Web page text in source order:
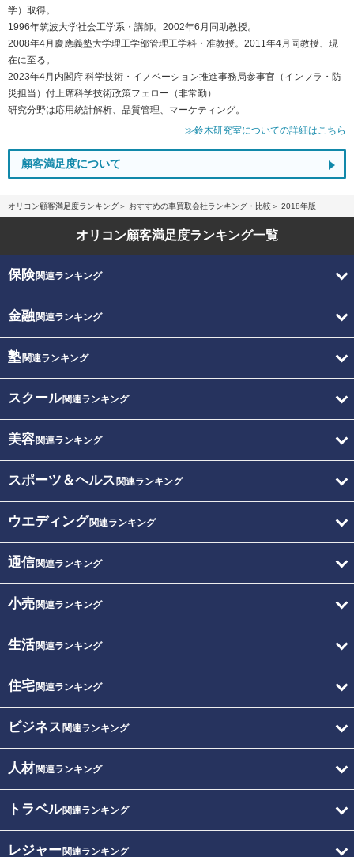
学）取得。
1996年筑波大学社会工学系・講師。2002年6月同助教授。
2008年4月慶應義塾大学理工学部管理工学科・准教授。2011年4月同教授、現
在に至る。
2023年4月内閣府 科学技術・イノベーション推進事務局参事官（インフラ・防
災担当）付上席科学技術政策フェロー（非常勤）
研究分野は応用統計解析、品質管理、マーケティング。
≫鈴木研究室についての詳細はこちら
顧客満足度について
オリコン顧客満足度ランキング おすすめの車買取会社ランキング・比較 2018年版
オリコン顧客満足度ランキング一覧
保険関連ランキング
金融関連ランキング
塾関連ランキング
スクール関連ランキング
美容関連ランキング
スポーツ＆ヘルス 関連ランキング
ウエディング関連ランキング
通信関連ランキング
小売関連ランキング
生活関連ランキング
住宅関連ランキング
ビジネス 関連ランキング
人材関連ランキング
トラベル関連ランキング
レジャー関連ランキング